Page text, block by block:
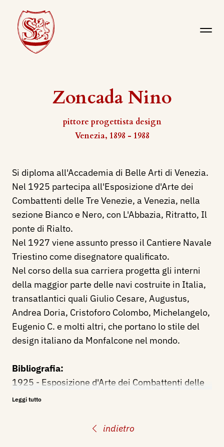
Zoncada Nino
pittore progettista design
Venezia, 1898 - 1988
indietro
Si diploma all'Accademia di Belle Arti di Venezia.
Nel 1925 partecipa all'Esposizione d'Arte dei
Combattenti delle Tre Venezie, a Venezia, nella
sezione Bianco e Nero, con L'Abbazia, Ritratto, Il
ponte di Rialto.
Nel 1927 viene assunto presso il Cantiere Navale
Triestino come disegnatore qualificato.
Nel corso della sua carriera progetta gli interni
della maggior parte delle navi costruite in Italia,
transatlantici quali Giulio Cesare, Augustus,
Andrea Doria, Cristoforo Colombo, Michelangelo,
Eugenio C. e molti altri, che portano lo stile del
design italiano da Monfalcone nel mondo.
Bibliografia:
1925 - Esposizione d'Arte dei Combattenti delle
Tre Venezie, catalogo mostra, Venezia, p. 47.
Leggi tutto